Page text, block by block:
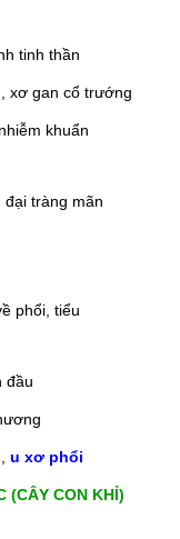
tinh thần
xơ gan cổ trướng
nhiễm khuẩn
đại tràng mãn
phổi, tiểu
đầu
u xơ phổi
(CÂY CON KHỈ)